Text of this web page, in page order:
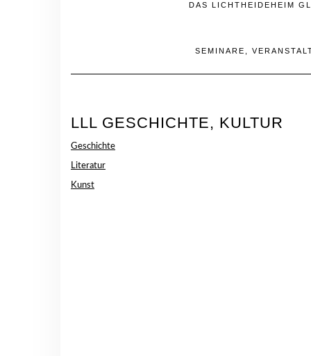
DAS LICHTHEIDEHEIM
SEMINARE,
LLL GESCHICHTE, KULTUR
Geschichte
Literatur
Kunst